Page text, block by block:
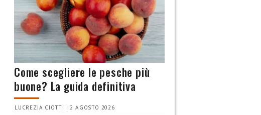
Come scegliere le pesche più
buone? La guida definitiva
LUCREZIA CIOTTI | 2 AGOSTO 2026